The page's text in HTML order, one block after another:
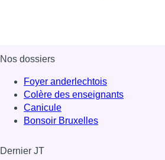
Nos dossiers
Foyer anderlechtois
Colère des enseignants
Canicule
Bonsoir Bruxelles
Dernier JT